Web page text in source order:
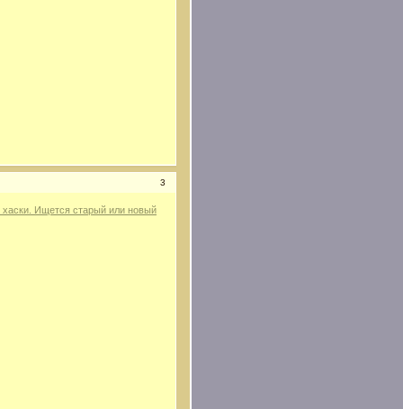
3
хаски. Ищется старый или новый